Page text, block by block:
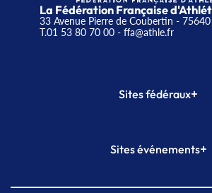
La Fédération Française
33 Avenue Pierre de Coubertin - 75640
T.01 53 80 70 00- ffa@athle.fr
Sites fédéraux+
Plateforme Formation
Sites événements+
Meeting de Paris indoor